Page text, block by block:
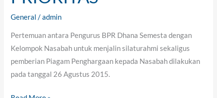
General /admin
Pertemuan antara Pengurus BPR Dhana Semesta dengan
Kelompok Nasabah untuk menjalin silaturahmi sekaligus
pemberian Piagam Penghargaan kepada Nasabah dilakukan
pada tanggal 26 Agustus 2015.